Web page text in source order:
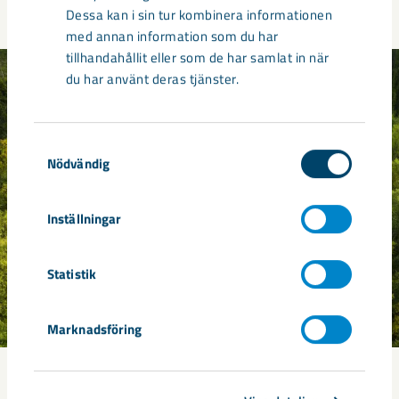
Dessa kan i sin tur kombinera informationen
med annan information som du har
tillhandahållit eller som de har samlat in när
du har använt deras tjänster.
Nödvändig
Inställningar
Statistik
Marknadsföring